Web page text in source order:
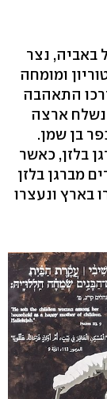
באביה, נצר
ומומחה
התאהבה
נשלח ארצה
בן שמן.
בלזן, כאשר
'222' (החלפת 222 יהודים מברגן בלזן
בארץ ונעצרו